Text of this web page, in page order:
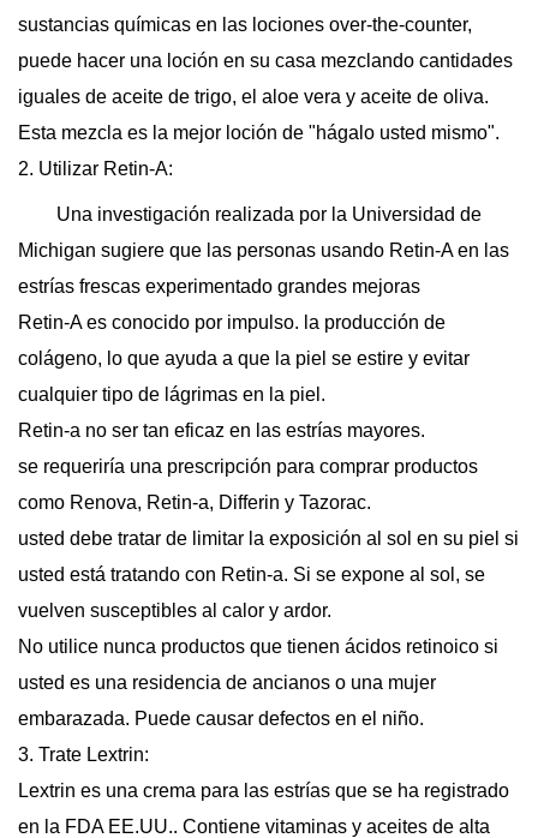
sustancias químicas en las lociones over-the-counter,
puede hacer una loción en su casa mezclando cantidades
iguales de aceite de trigo, el aloe vera y aceite de oliva.
Esta mezcla es la mejor loción de "hágalo usted mismo".
2. Utilizar Retin-A:
Una investigación realizada por la Universidad de
Michigan sugiere que las personas usando Retin-A en las
estrías frescas experimentado grandes mejoras
Retin-A es conocido por impulso. la producción de
colágeno, lo que ayuda a que la piel se estire y evitar
cualquier tipo de lágrimas en la piel.
Retin-a no ser tan eficaz en las estrías mayores.
se requeriría una prescripción para comprar productos
como Renova, Retin-a, Differin y Tazorac.
usted debe tratar de limitar la exposición al sol en su piel si
usted está tratando con Retin-a. Si se expone al sol, se
vuelven susceptibles al calor y ardor.
No utilice nunca productos que tienen ácidos retinoico si
usted es una residencia de ancianos o una mujer
embarazada. Puede causar defectos en el niño.
3. Trate Lextrin:
Lextrin es una crema para las estrías que se ha registrado
en la FDA EE.UU.. Contiene vitaminas y aceites de alta